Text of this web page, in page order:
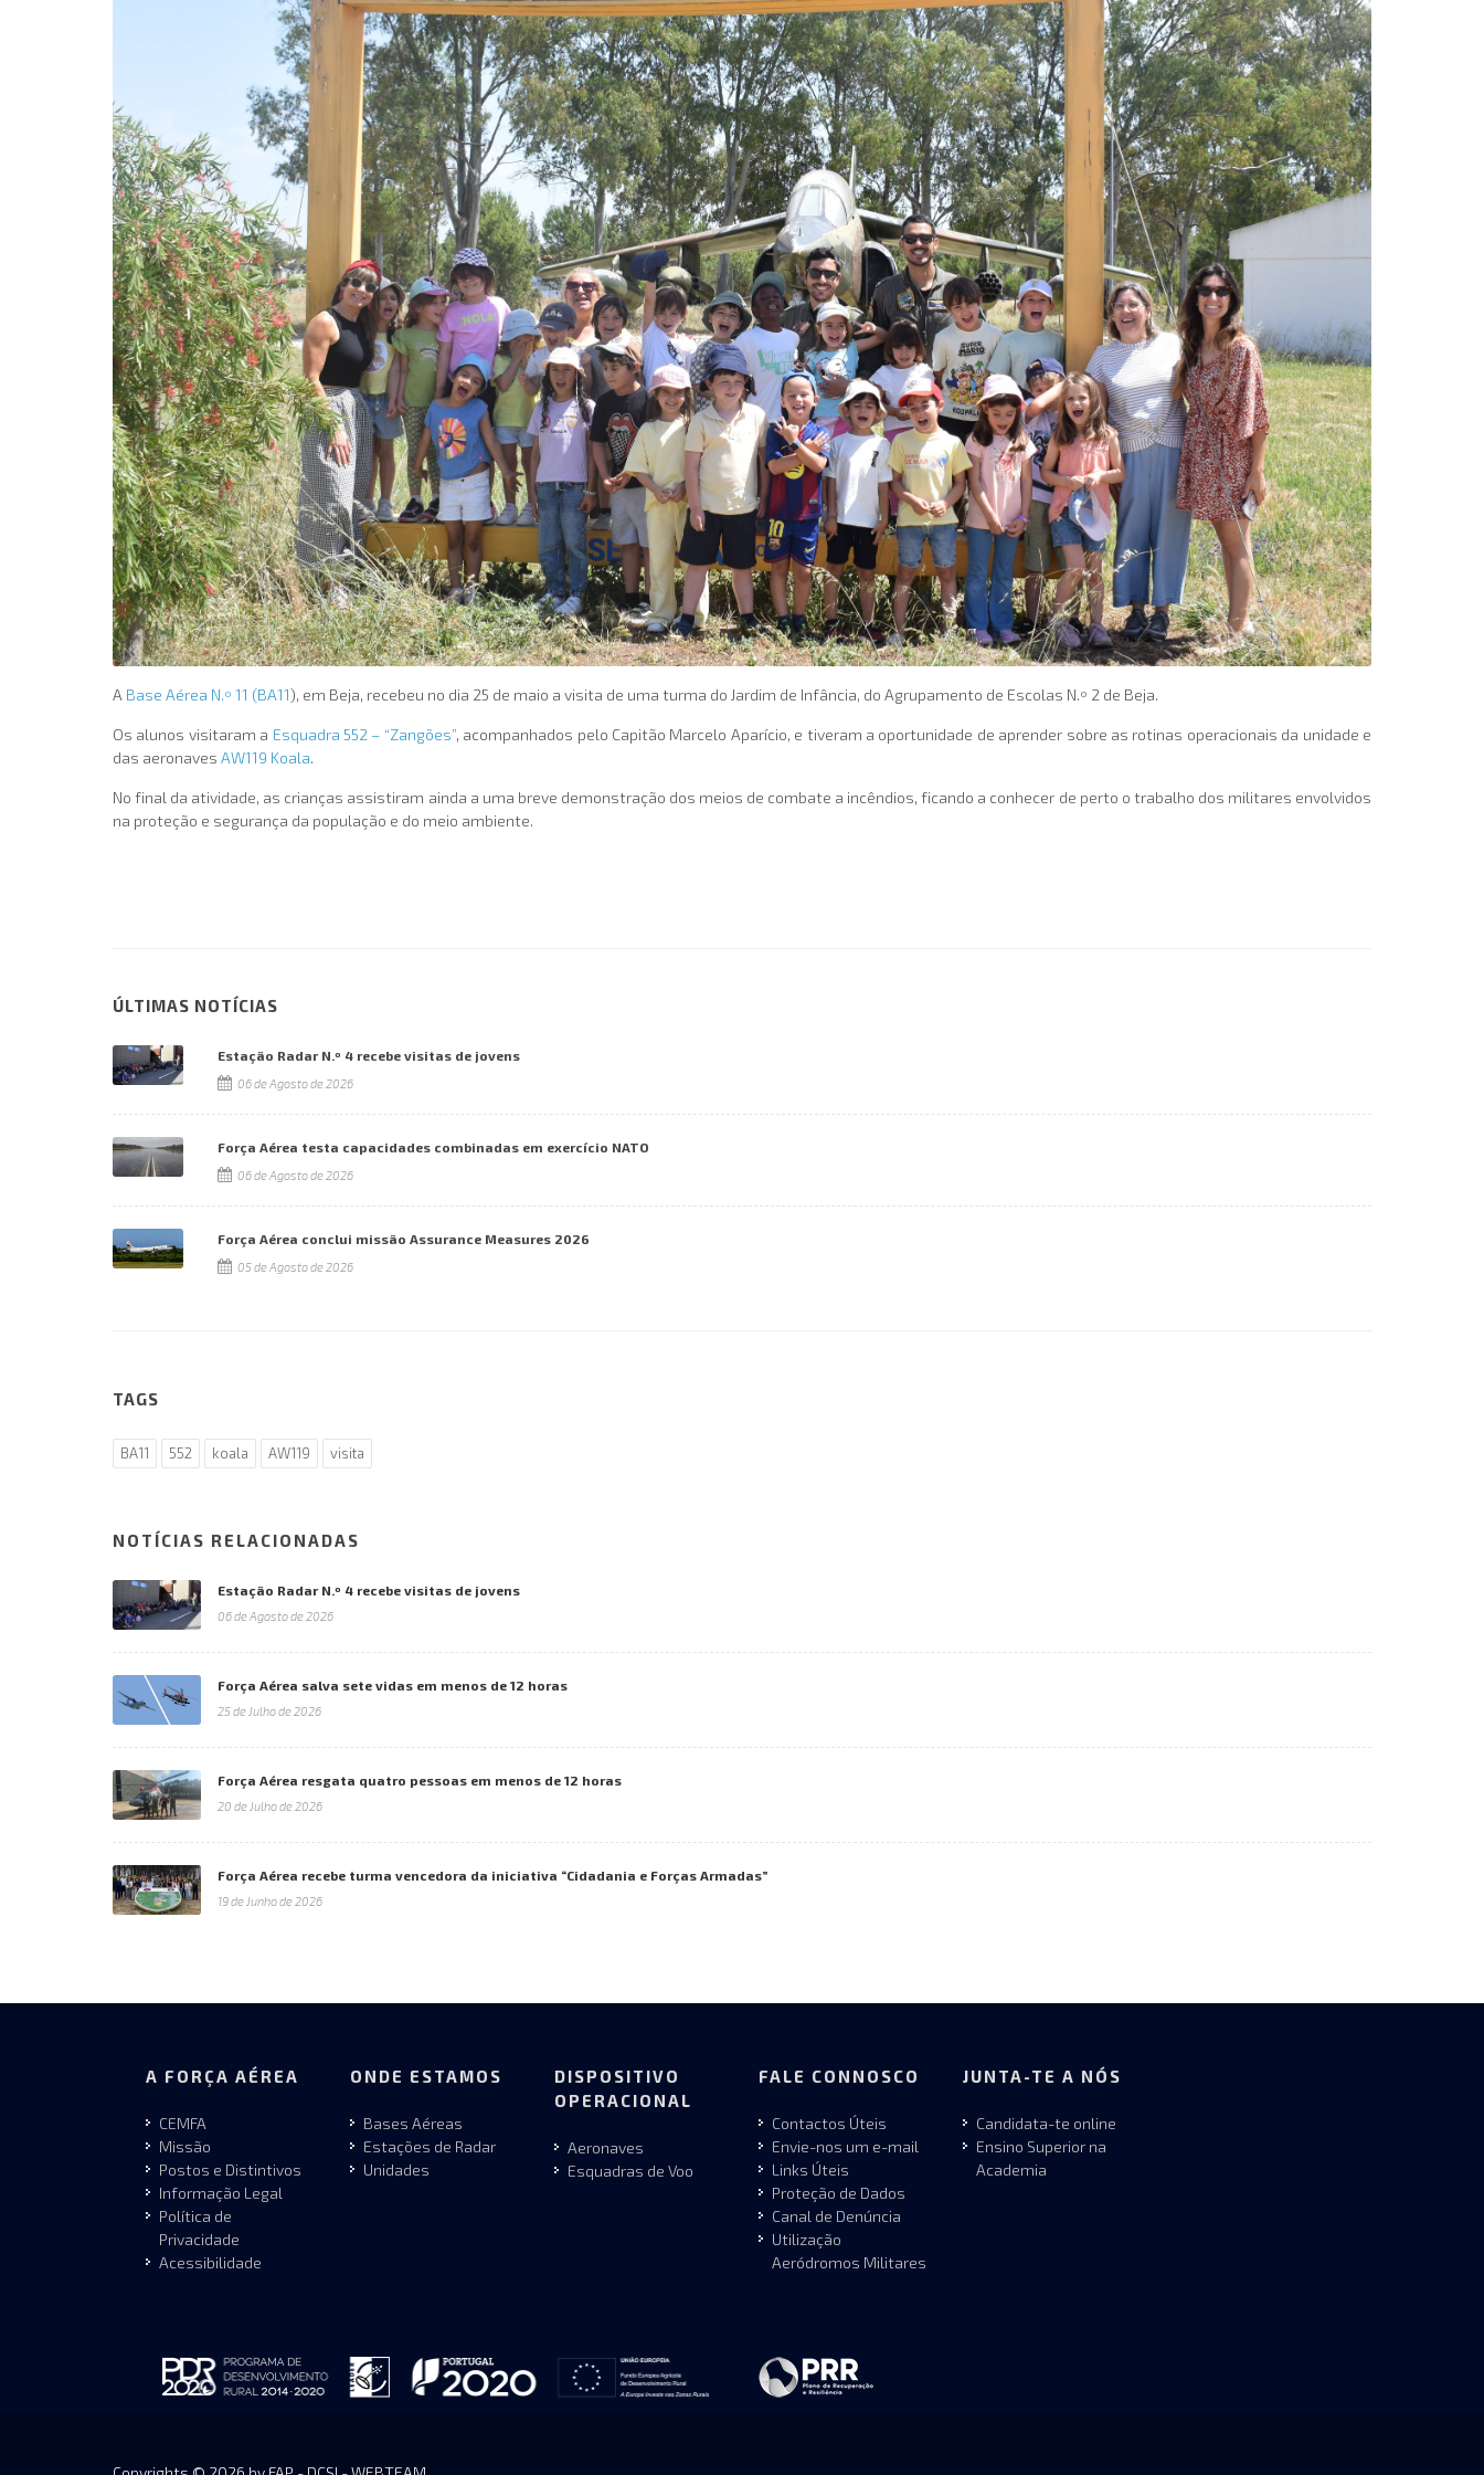
A Base Aérea N.º 11 (BA11), em Beja, recebeu no dia 25 de maio a visita de uma turma do Jardim de Infância, do Agrupamento de Escolas N.º 2 de Beja.
Os alunos visitaram a Esquadra 552 – “Zangões”, acompanhados pelo Capitão Marcelo Aparício, e tiveram a oportunidade de aprender sobre as rotinas operacionais da unidade e
das aeronaves AW119 Koala.
No final da atividade, as crianças assistiram ainda a uma breve demonstração dos meios de combate a incêndios, ficando a conhecer de perto o trabalho dos militares envolvidos
na proteção e segurança da população e do meio ambiente.
ÚLTIMAS NOTÍCIAS
Estação Radar N.º 4 recebe visitas de jovens
06 de Agosto de 2026
Força Aérea testa capacidades combinadas em exercício NATO
06 de Agosto de 2026
Força Aérea conclui missão Assurance Measures 2026
05 de Agosto de 2026
TAGS
BA11 552 koala AW119 visita
NOTÍCIAS RELACIONADAS
Estação Radar N.º 4 recebe visitas de jovens
06 de Agosto de 2026
Força Aérea salva sete vidas em menos de 12 horas
25 de Julho de 2026
Força Aérea resgata quatro pessoas em menos de 12 horas
20 de Julho de 2026
Força Aérea recebe turma vencedora da iniciativa “Cidadania e Forças Armadas”
19 de Junho de 2026
A FORÇA AÉREA
CEMFA
Missão
Postos e Distintivos
Informação Legal
Política de
Privacidade
Acessibilidade
ONDE ESTAMOS
Bases Aéreas
Estações de Radar
Unidades
DISPOSITIVO
OPERACIONAL
Aeronaves
Esquadras de Voo
FALE CONNOSCO
Contactos Úteis
Envie-nos um e-mail
Links Úteis
Proteção de Dados
Canal de Denúncia
Utilização
Aeródromos Militares
JUNTA-TE A NÓS
Candidata-te online
Ensino Superior na
Academia